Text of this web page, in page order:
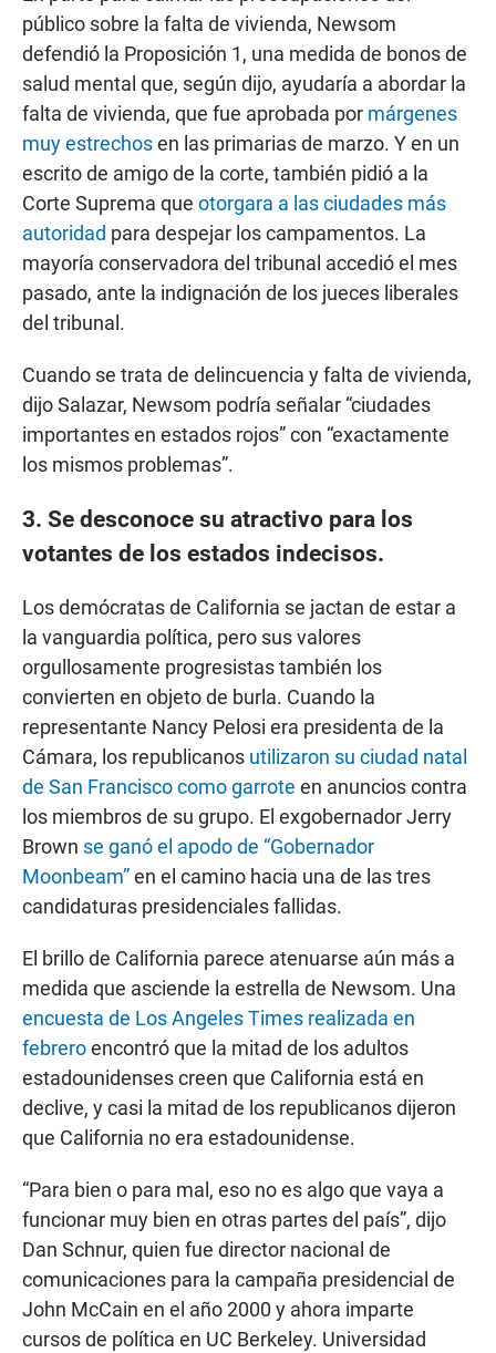
público sobre la falta de vivienda, Newsom
defendió la Proposición 1, una medida de bonos de
salud mental que, según dijo, ayudaría a abordar la
falta de vivienda, que fue aprobada por márgenes
muy estrechosen las primarias de marzo. Y en un
escrito de amigo de la corte, también pidió a la
Corte Suprema que otorgara a las ciudades más
autoridad para despejar los campamentos. La
mayoría conservadora del tribunal accedió el mes
pasado, ante la indignación de los jueces liberales
del tribunal.
Cuando se trata de delincuencia y falta de vivienda,
dijo Salazar, Newsom podría señalar “ciudades
importantes en estados rojos” con “exactamente
los mismos problemas”.
3. Se desconoce su atractivo para los
votantes de los estados indecisos.
Los demócratas de California se jactan de estar a
la vanguardia política, pero sus valores
orgullosamente progresistas también los
convierten en objeto de burla. Cuando la
representante Nancy Pelosi era presidenta de la
Cámara, los republicanos utilizaron su ciudad natal
de San Francisco como garrote en anuncios contra
los miembros de su grupo. El exgobernador Jerry
Brown se ganó el apodo de “Gobernador
Moonbeam”en el camino hacia una de las tres
candidaturas presidenciales fallidas.
El brillo de California parece atenuarse aún más a
medida que asciende la estrella de Newsom. Una
encuesta de Los Angeles Times realizada en
febreroencontró que la mitad de los adultos
estadounidenses creen que California está en
declive, y casi la mitad de los republicanos dijeron
que California no era estadounidense.
“Para bien o para mal, eso no es algo que vaya a
funcionar muy bien en otras partes del país”, dijo
Dan Schnur, quien fue director nacional de
comunicaciones para la campaña presidencial de
John McCain en el año 2000 y ahora imparte
cursos de política en UC Berkeley. Universidad